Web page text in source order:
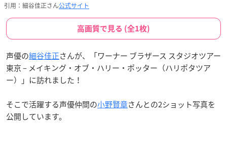
引用：細谷佳正さん公式サイト
高画質で見る (全1枚)
声優の細谷佳正さんが、「ワーナー ブラザース スタジオツアー
東京 – メイキング・オブ・ハリー・ポッター（ハリポタツア
ー）」に訪れました！
そこで活躍する声優仲間の小野賢章さんとの2ショット写真を
公開しています。